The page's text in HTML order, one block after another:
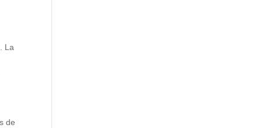
La
de